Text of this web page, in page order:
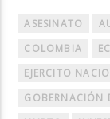
ASESINATO
COLOMBIA
EJERCITO
GOBERNACIÓN